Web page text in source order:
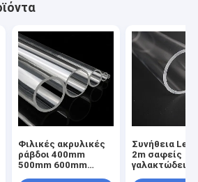
Φιλικές ακρυλικές
ράβδοι 400mm
500mm 600mm
Συνήθεια
2m σαφείς
γαλακτώδεις